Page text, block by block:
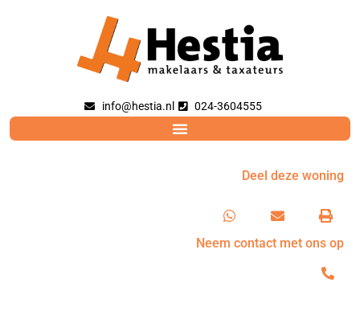
info@hestia.nl 024-3604555
Deel deze woning
Neem contact met ons op